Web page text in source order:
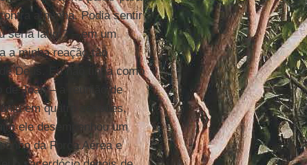
a minha. Podia sentir
seria latim? – em um
a minha reação tão
Deus. Eu não tinha como
João – a reunião de
em quatro sessões,
ele desempenhou um
da Força Aérea e